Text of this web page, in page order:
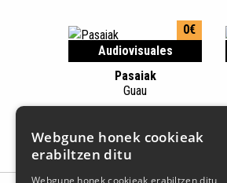
Audiovisuales
0€
Pasaiak
Guau
Webgune honek cookieak
erabiltzen ditu
Webgune honek cookieak erabiltzen ditu